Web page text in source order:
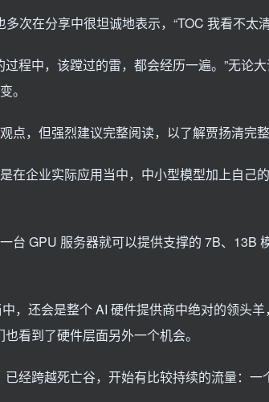
次在分享中很坦诚地表示，“TOC 我看不太
程中，该蹚过的雷，都会经历一遍。”无论
。
点，但强烈建议完整阅读，以了解贾扬清完整
在企业实际应用当中，中小型模型加上自己
台 GPU 服务器就可以提供支撑的 7B、13B
，还会是整个 AI 硬件提供商中绝对的领头
看到了硬件层面另外一个机会。
经跨越死亡谷，开始有比较持续的流量：一